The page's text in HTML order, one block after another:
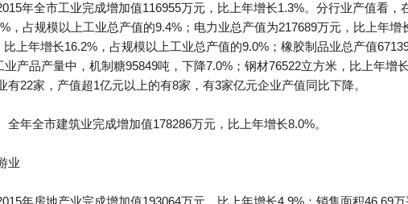
年全市工业完成增加值116955万元，比上年增长1.3%。分行业产值看
，占规模以上工业总产值的9.4%；电力业总产值为217689万元，比上年
比上年增长16.2%，占规模以上工业总产值的9.0%；橡胶制品业总产值
产品产量中，机制糖95849吨，下降7.0%；钢材76522立方米，比上年增
有22家，产值超1亿元以上的有8家，有3家亿元企业产值同比下降。
全年全市建筑业完成增加值178286万元，比上年增长8.0%。
业
年房地产业完成增加值193064万元，比上年增长4.9%；销售面积46.69